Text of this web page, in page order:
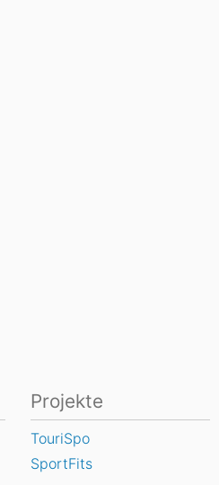
Projekte
TouriSpo
SportFits